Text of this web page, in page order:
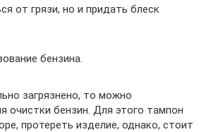
от грязи, но и придать блеск
бензина.
загрязнено, то можно
очистки бензин. Для этого тампон
протереть изделие, однако, стоит